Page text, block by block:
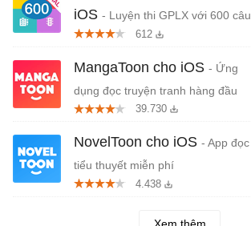
iOS - Luyện thi GPLX với 600 câu
hỏi mới nhất612
MangaToon cho iOS - Ứng
dụng đọc truyện tranh hàng đầu
trên iPhone/iPad
39.730
NovelToon cho iOS - App đọc
tiểu thuyết miễn phí
4.438